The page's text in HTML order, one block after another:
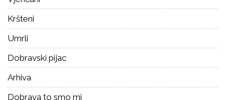
Kršteni
Umrli
Dobravski pijac
Arhiva
Dobrava to smo mi